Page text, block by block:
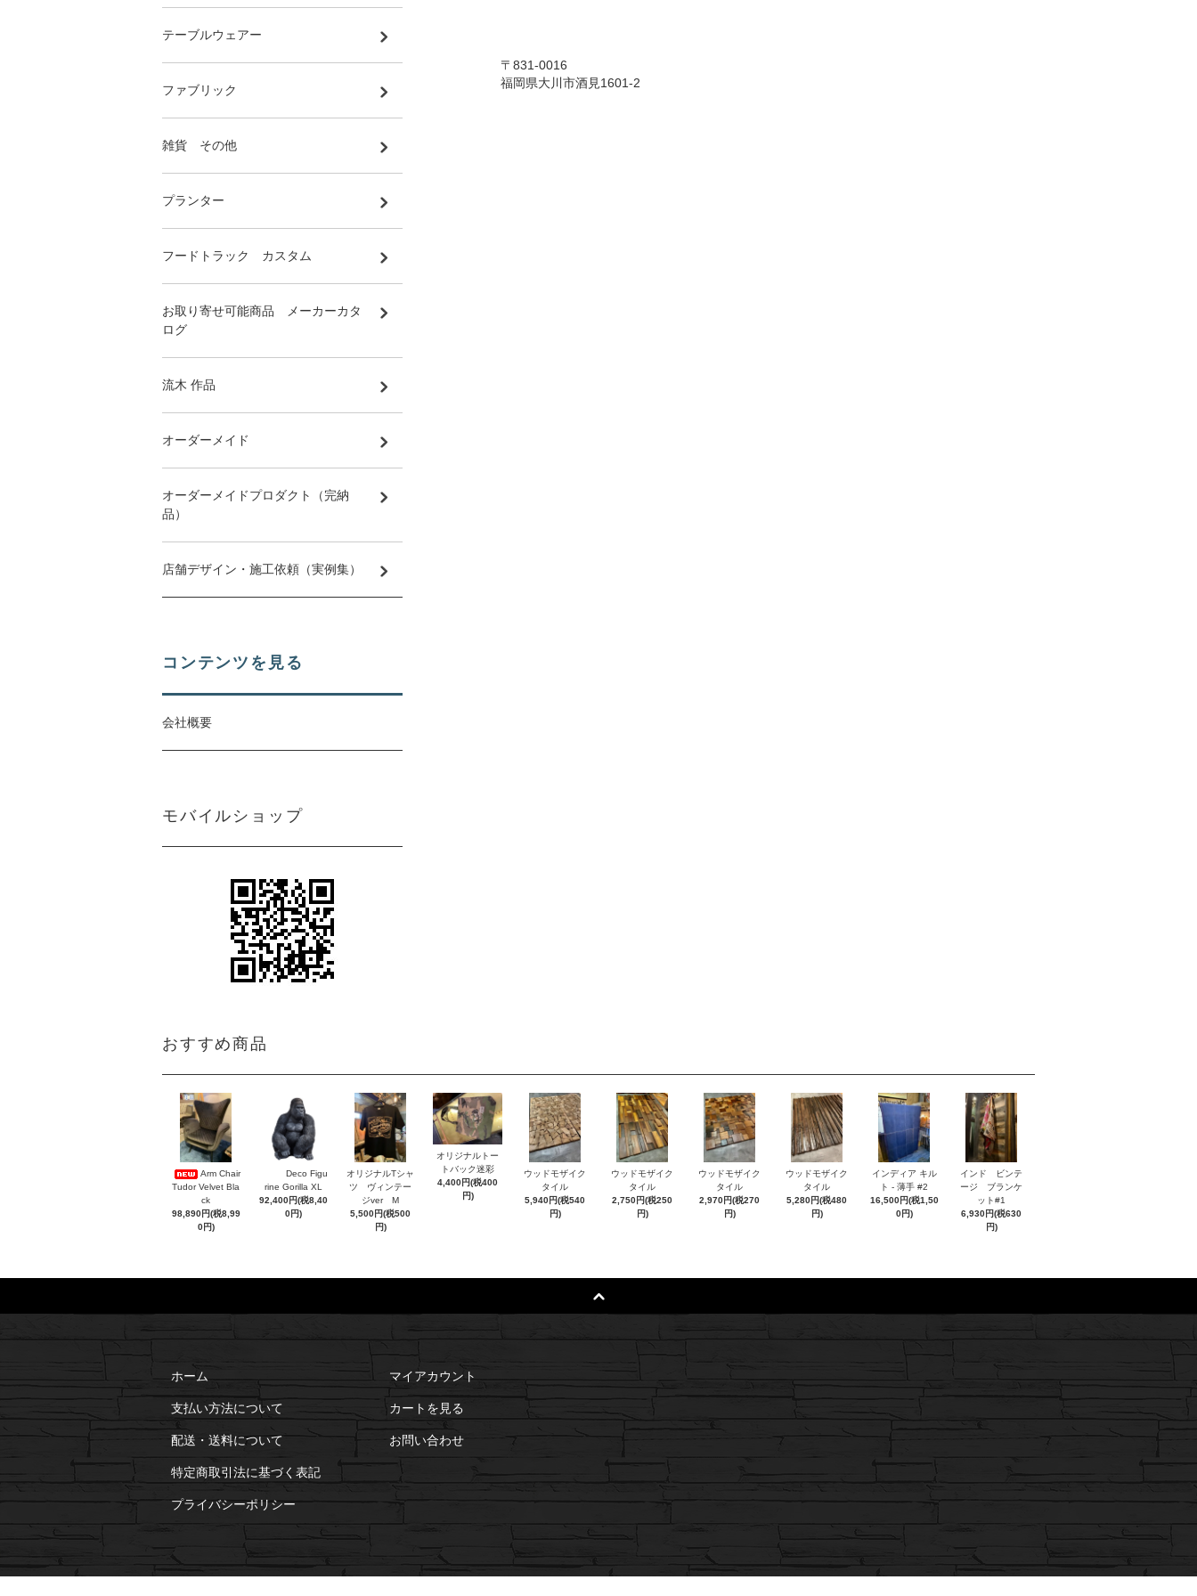
〒831-0016
福岡県大川市酒見1601-2
テーブルウェアー
ファブリック
雑貨 その他
プランター
フードトラック カスタム
お取り寄せ可能商品 メーカーカタ
ログ
流木 作品
オーダーメイド
オーダーメイドプロダクト（完納
品）
店舗デザイン・施工依頼（実例集）
コンテンツを見る
会社概要
モバイルショップ
おすすめ商品
Arm Chair
Tudor Velvet Bla
ck
98,890円(税8,99
0円)
Deco Figu
rine Gorilla XL
92,400円(税8,40
0円)
オリジナルTシャ
ツ ヴィンテー
ジver M
5,500円(税500
円)
オリジナルトー
トバック迷彩
4,400円(税400
円)
ウッドモザイク
タイル
5,940円(税540
円)
ウッドモザイク
タイル
2,750円(税250
円)
ウッドモザイク
タイル
2,970円(税270
円)
ウッドモザイク
タイル
5,280円(税480
円)
インディア キル
ト - 薄手 #2
16,500円(税1,50
0円)
インド ビンテ
ージ ブランケ
ット#1
6,930円(税630
円)
ホーム
支払い方法について
配送・送料について
特定商取引法に基づく表記
プライバシーポリシー
マイアカウント
カートを見る
お問い合わせ